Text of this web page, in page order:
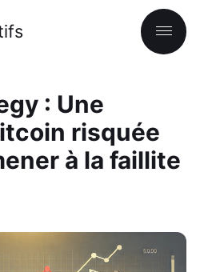
: Une
risquée
à la faillite